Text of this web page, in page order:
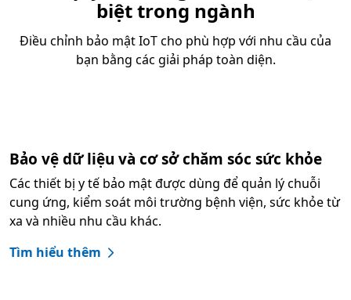
biệt trong ngành
Điều chỉnh bảo mật IoT cho phù hợp với nhu cầu của
bạn bằng các giải pháp toàn diện.
Bảo vệ dữ liệu và cơ sở chăm sóc sức khỏe
Các thiết bị y tế bảo mật được dùng để quản lý chuỗi
cung ứng, kiểm soát môi trường bệnh viện, sức khỏe từ
xa và nhiều nhu cầu khác.
Tìm hiểu thêm